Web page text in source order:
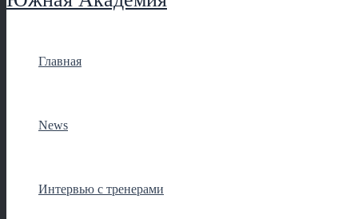
Главная
News
Интервью с тренерами